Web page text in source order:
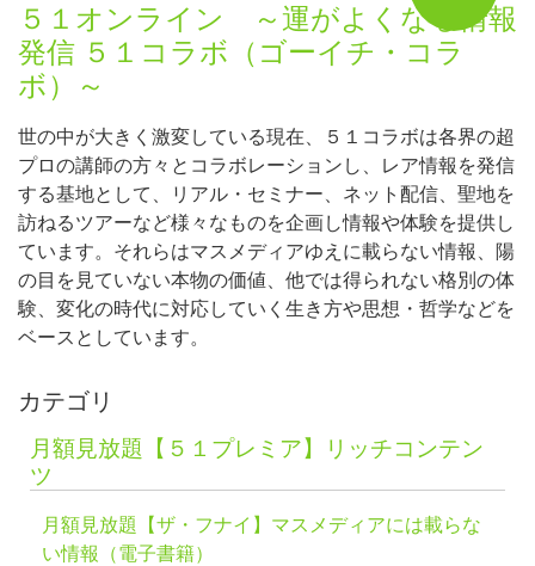
５１オンライン ～運がよくなる情報
発信 ５１コラボ（ゴーイチ・コラ
ボ）～
世の中が大きく激変している現在、５１コラボは各界の超
プロの講師の方々とコラボレーションし、レア情報を発信
する基地として、リアル・セミナー、ネット配信、聖地を
訪ねるツアーなど様々なものを企画し情報や体験を提供し
ています。それらはマスメディアゆえに載らない情報、陽
の目を見ていない本物の価値、他では得られない格別の体
験、変化の時代に対応していく生き方や思想・哲学などを
ベースとしています。
カテゴリ
月額見放題【５１プレミア】リッチコンテン
ツ
月額見放題【ザ・フナイ】マスメディアには載らな
い情報（電子書籍）